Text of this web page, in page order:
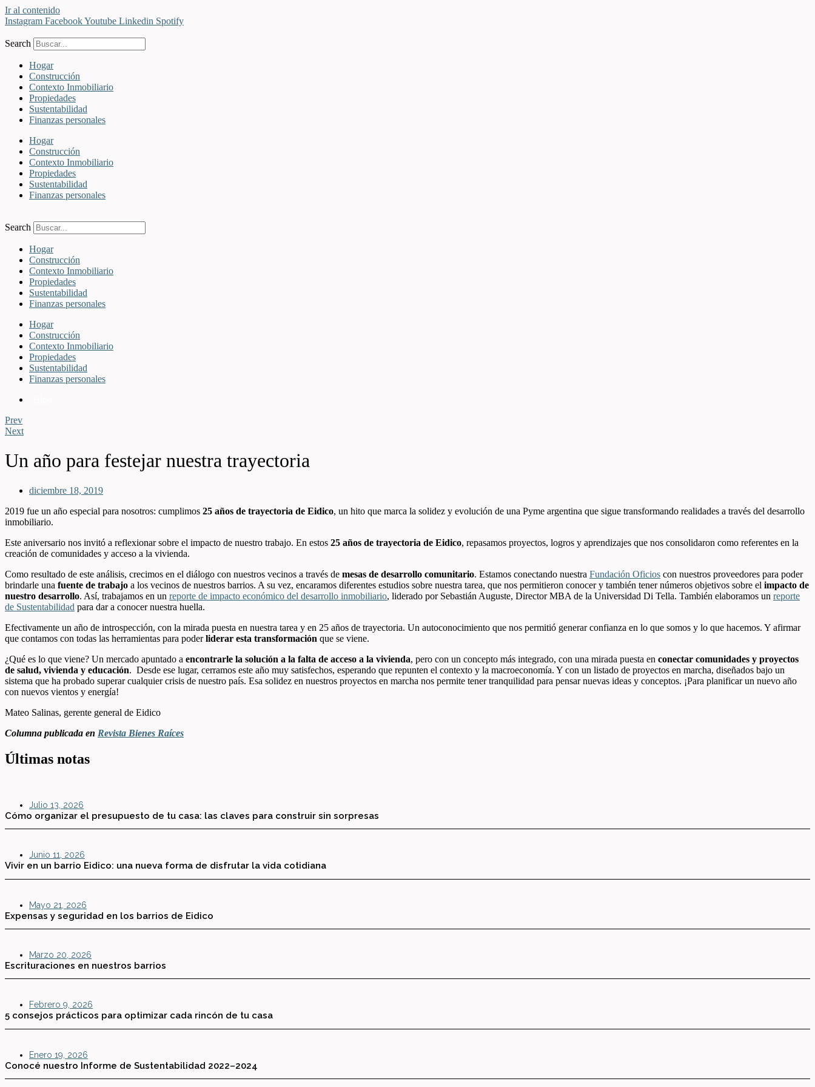
Ir al contenido
Instagram FacebookYoutube Linkedin Spotify
Search
Hogar
Construcción
Contexto Inmobiliario
Propiedades
Sustentabilidad
Finanzas personales
Hogar
Construcción
Contexto Inmobiliario
Propiedades
Sustentabilidad
Finanzas personales
Search
Hogar
Construcción
Contexto Inmobiliario
Propiedades
Sustentabilidad
Finanzas personales
Hogar
Construcción
Contexto Inmobiliario
Propiedades
Sustentabilidad
Finanzas personales
Prev
Next
Un año para festejar nuestra trayectoria
diciembre 18, 2019
2019 fue un año especial para nosotros: cumplimos 25 años de trayectoria de Eidico, un hito que marca la solidez y evolución de una Pyme argentina que sigue transformando realidades a través del desarrollo
inmobiliario.
Este aniversario nos invitó a reflexionar sobre el impacto de nuestro trabajo. En estos 25 años de trayectoria de Eidico, repasamos proyectos, logros y aprendizajes que nos consolidaron como referentes en la
creación de comunidades y acceso a la vivienda.
Como resultado de este análisis, crecimos en el diálogo con nuestros vecinos a través de mesas de desarrollo comunitario. Estamos conectando nuestra Fundación Oficios con nuestros proveedores para poder
brindarle una fuente de trabajo a los vecinos de nuestros barrios. A su vez, encaramos diferentes estudios sobre nuestra tarea, que nos permitieron conocer y también tener números objetivos sobre el impacto de
nuestro desarrollo. Así, trabajamos en un reporte de impacto económico del desarrollo inmobiliario, liderado por Sebastián Auguste, Director MBA de la Universidad Di Tella. También elaboramos un reporte
de Sustentabilidad para dar a conocer nuestra huella.
Efectivamente un año de introspección, con la mirada puesta en nuestra tarea y en 25 años de trayectoria. Un autoconocimiento que nos permitió generar confianza en lo que somos y lo que hacemos. Y afirmar
que contamos con todas las herramientas para poderliderar esta transformación que se viene.
¿Qué es lo que viene? Un mercado apuntado a encontrarle la solución a la falta de acceso a la vivienda, pero con un concepto más integrado, con una mirada puesta en conectar comunidades y proyectos
de salud, vivienda y educación. Desde ese lugar, cerramos este año muy satisfechos, esperando que repunten el contexto y la macroeconomía. Y con un listado de proyectos en marcha, diseñados bajo un
sistema que ha probado superar cualquier crisis de nuestro país. Esa solidez en nuestros proyectos en marcha nos permite tener tranquilidad para pensar nuevas ideas y conceptos. ¡Para planificar un nuevo año
con nuevos vientos y energía!
Mateo Salinas, gerente general de Eidico
Columna publicada en Revista Bienes Raíces
Últimas notas
Julio 13, 2026
Cómo organizar el presupuesto de tu casa: las claves para construir sin sorpresas
Junio 11, 2026
Vivir en un barrio Eidico: una nueva forma de disfrutar la vida cotidiana
Mayo 21, 2026
Expensas y seguridad en los barrios de Eidico
Marzo 20, 2026
Escrituraciones en nuestros barrios
Febrero 9, 2026
5 consejos prácticos para optimizar cada rincón de tu casa
Enero 19, 2026
Conocé nuestro Informe de Sustentabilidad 2022–2024